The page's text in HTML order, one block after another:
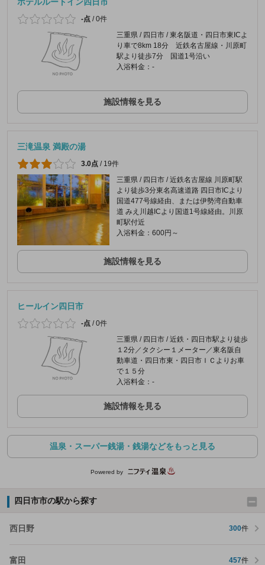
-点 /0件
三重県 / 四日市 / 東名阪道・四日市東ICよ
り車で8km 18分 近鉄名古屋線・川原町
駅より徒歩7分 国道1号沿い
入浴料金：-
施設情報を見る
三滝温泉 満殿の湯
3.0点 / 19件
三重県 / 四日市 / 近鉄名古屋線 川原町駅
より徒歩3分東名高速道路 四日市ICより
国道477号線経由、または伊勢湾自動車
道 みえ川越ICより国道1号線経由。川原
町駅付近
入浴料金：600円～
施設情報を見る
ヒールイン四日市
-点 /0件
三重県 / 四日市 / 近鉄・四日市駅より徒歩
１2分／タクシー１メーター／東名阪自
動車道・四日市東・四日市ＩＣよりお車
で１５分
入浴料金：-
施設情報を見る
温泉・スーパー銭湯・銭湯などをもっと見る
Powered by
四日市市の駅から探す
西日野 300件
富田 457件